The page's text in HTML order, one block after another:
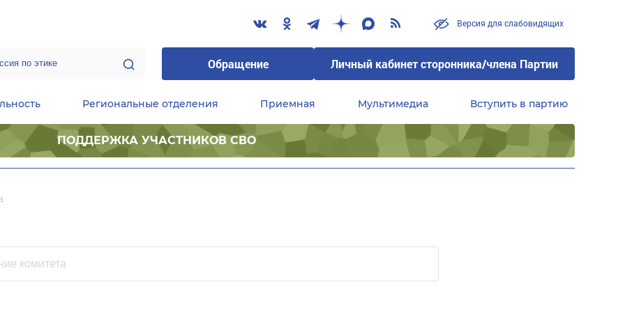
Версия для слабовидящих
Обращение Личный кабинет сторонника/члена Партии
Региональные отделения Приемная Мультимедиа Вступить в партию
ПОДДЕРЖКА УЧАСТНИКОВ СВО